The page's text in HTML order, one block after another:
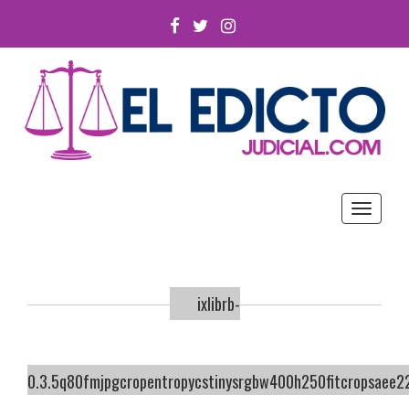
FACEBOOK
TWITTERINSTAGRAM
Toggle
ixlibrb-